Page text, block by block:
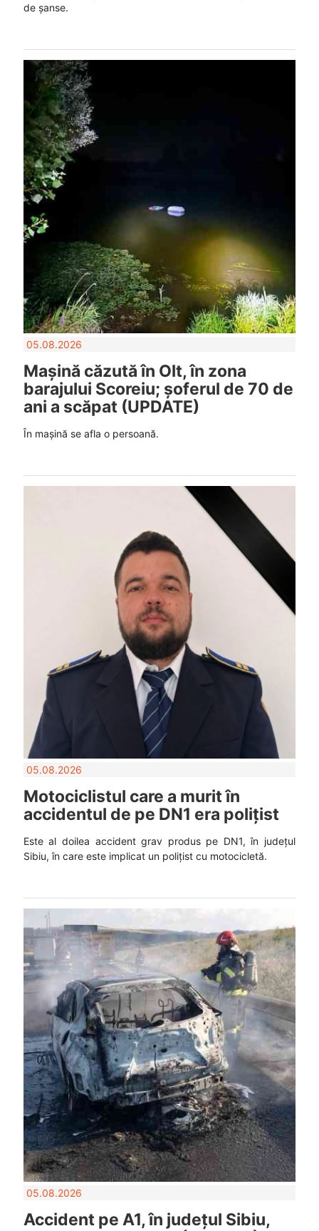
de șanse.
05.08.2026
Mașină căzută în Olt, în zona
barajului Scoreiu; șoferul de 70 de
ani a scăpat (UPDATE)
În mașină se afla o persoană.
05.08.2026
Motociclistul care a murit în
accidentul de pe DN1 era polițist
Este al doilea accident grav produs pe DN1, în județul
Sibiu, în care este implicat un polițist cu motocicletă.
05.08.2026
Accident pe A1, în județul Sibiu,